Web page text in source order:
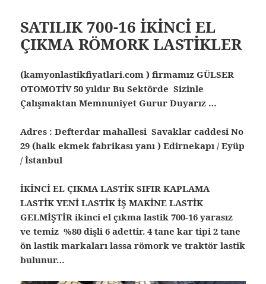
SATILIK 700-16 İKİNCİ EL
ÇIKMA RÖMORK LASTİKLER
(kamyonlastikfiyatlari.com ) firmamız GÜLSER
OTOMOTİV 50 yıldır Bu Sektörde Sizinle
Çalışmaktan Memnuniyet Gurur Duyarız …
Adres : Defterdar mahallesi Savaklar caddesi No
29 (halk ekmek fabrikası yanı ) Edirnekapı / Eyüp
/ İstanbul
İKİNCİ EL ÇIKMA LASTİK SIFIR KAPLAMA
LASTİK YENİ LASTİK İŞ MAKİNE LASTİK
GELMİŞTİR ikinci el çıkma lastik 700-16 yarasız
ve temiz %80 dişli 6 adettir. 4 tane kar tipi 2 tane
ön lastik markaları lassa römork ve traktör lastik
bulunur…